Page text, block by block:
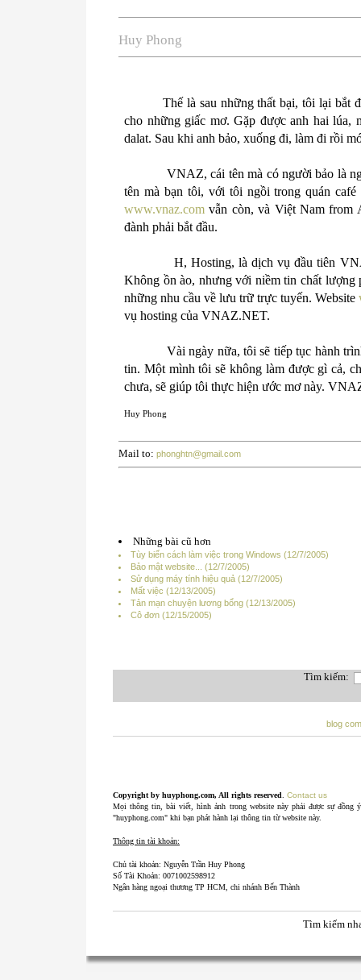
Huy Phong
Thế là sau những thất bại, tôi lại bắt
cho những giấc mơ. Gặp được anh hai
dalat. Sau khi anh bảo, xuống đi, làm đi rồi
VNAZ, cái tên mà có người bảo là
tên mà bạn tôi, với tôi ngồi trong quán café
www.vnaz.com vẫn còn, và Việt Nam from
đành phải bắt đầu.
H, Hosting, là dịch vụ đầu tiên
Không ồn ào, nhưng với niềm tin chất
những nhu cầu về lưu trữ trực tuyến. Website
vụ hosting của VNAZ.NET.
Vài ngày nữa, tôi sẽ tiếp tục hành
tin. Một mình tôi sẽ không làm được gì cả,
chưa, sẽ giúp tôi thực hiện ước mơ này.
Huy Phong
Mail to: phonghtn@gmail.com
Những bài cũ hơn
Tùy biến cách làm việc trong Windows (12/7/2005)
Bảo mật website... (12/7/2005)
Sử dụng máy tính hiệu quả (12/7/2005)
Mất việc (12/13/2005)
Tản mạn chuyện lương bổng (12/13/2005)
Cô đơn (12/15/2005)
Tìm kiếm:
blog
Copyright by huyphong.com, All rights reserved. Contact us
Mọi thông tin, bài viết, hình ảnh trong website này phải được sự đồng
"huyphong.com" khi bạn phát hành lại thông tin từ website này.
Thông tin tài khoản:
Chủ tài khoản: Nguyễn Trần Huy Phong
Số Tài Khoản: 0071002598912
Ngân hàng ngoại thương TP HCM, chi nhánh Bến Thành
Tìm kiếm